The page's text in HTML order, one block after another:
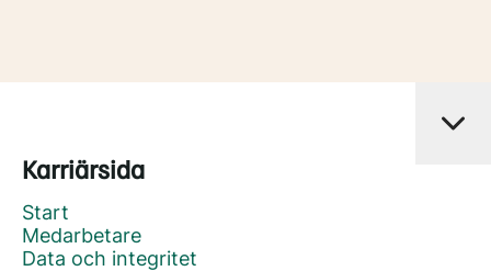
Karriärsida
Start
Medarbetare
Data och integritet